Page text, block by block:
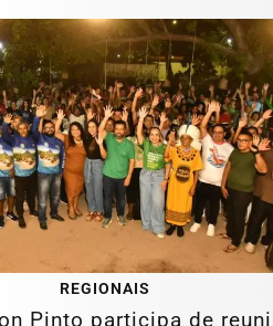
REGIONAIS
Pinto participa de